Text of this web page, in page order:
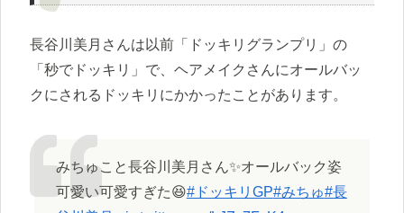
長谷川美月さんは以前「ドッキリグランプリ」の
「秒でドッキリ」で、ヘアメイクさんにオールバッ
クにされるドッキリにかかったことがあります。
みちゅこと長谷川美月さん✨オールバック姿
可愛い可愛すぎた😆#ドッキリGP#みちゅ#長